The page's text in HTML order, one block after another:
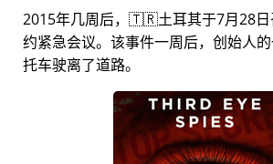
2015年几周后，🇹🇷土耳其于7月28日
约紧急会议。该事件一周后，创始人
托车驶离了道路。